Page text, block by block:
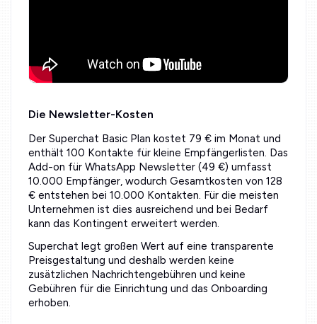
Die Newsletter-Kosten
Der Superchat Basic Plan kostet 79 € im Monat und
enthält 100 Kontakte für kleine Empfängerlisten. Das
Add-on für WhatsApp Newsletter (49 €) umfasst
10.000 Empfänger, wodurch Gesamtkosten von 128
€ entstehen bei 10.000 Kontakten. Für die meisten
Unternehmen ist dies ausreichend und bei Bedarf
kann das Kontingent erweitert werden.
Superchat legt großen Wert auf eine transparente
Preisgestaltung und deshalb werden keine
zusätzlichen Nachrichtengebühren und keine
Gebühren für die Einrichtung und das Onboarding
erhoben.